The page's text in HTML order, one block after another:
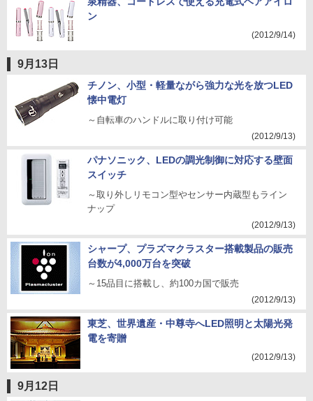
ン
(2012/9/14)
9月13日
チノン、小型・軽量ながら強力な光を放つLED
懐中電灯
～自転車のハンドルに取り付け可能
(2012/9/13)
パナソニック、LEDの調光制御に対応する壁面
スイッチ
～取り外しリモコン型やセンサー内蔵型もライン
ナップ
(2012/9/13)
シャープ、プラズマクラスター搭載製品の販売
台数が4,000万台を突破
～15品目に搭載し、約100カ国で販売
(2012/9/13)
東芝、世界遺産・中尊寺へLED照明と太陽光発
電を寄贈
(2012/9/13)
9月12日